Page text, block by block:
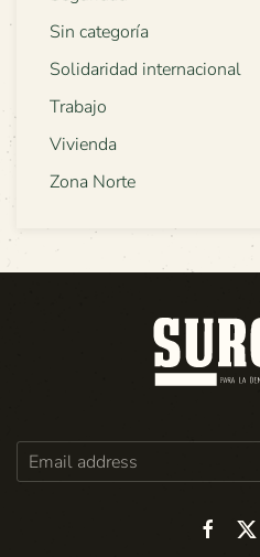
Sin categoría
Solidaridad internacional
Trabajo
Vivienda
Zona Norte